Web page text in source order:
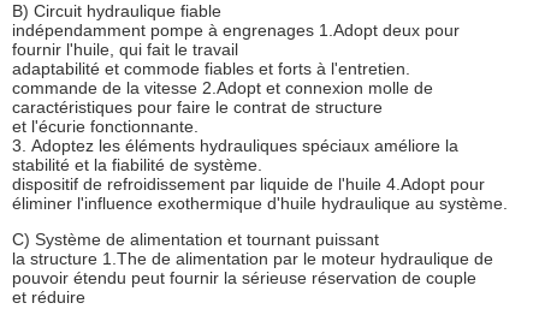
B) Circuit hydraulique fiable
indépendamment pompe à engrenages 1.Adopt deux pour
fournir l'huile, qui fait le travail
adaptabilité et commode fiables et forts à l'entretien.
commande de la vitesse 2.Adopt et connexion molle de
caractéristiques pour faire le contrat de structure
et l'écurie fonctionnante.
3. Adoptez les éléments hydrauliques spéciaux améliore la
stabilité et la fiabilité de système.
dispositif de refroidissement par liquide de l'huile 4.Adopt pour
éliminer l'influence exothermique d'huile hydraulique au système.
C) Système de alimentation et tournant puissant
la structure 1.The de alimentation par le moteur hydraulique de
pouvoir étendu peut fournir la sérieuse réservation de couple
et réduire